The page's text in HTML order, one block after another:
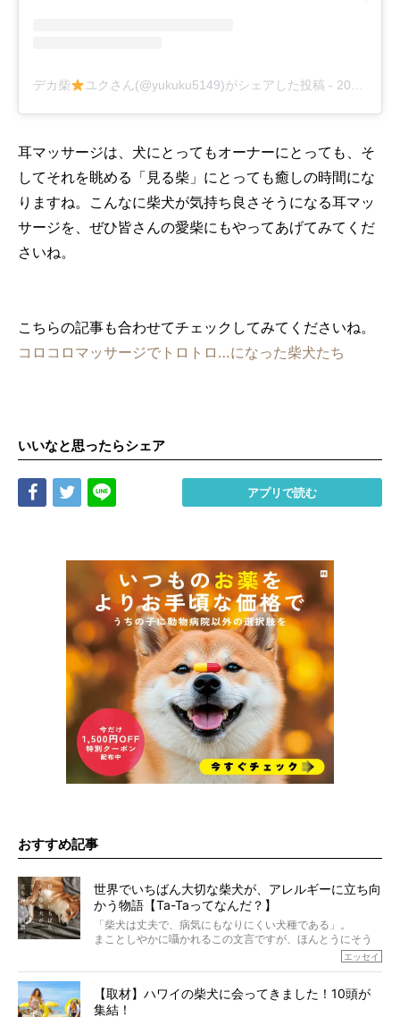
デカ柴 ユクさん(@yukuku5149)がシェアした投稿 - 2018年 1月月14日午後3時17分PST
耳マッサージは、犬にとってもオーナーにとっても、そ
してそれを眺める「見る柴」にとっても癒しの時間にな
りますね。こんなに柴犬が気持ち良さそうになる耳マッ
サージを、ぜひ皆さんの愛柴にもやってあげてみてくだ
さいね。
こちらの記事も合わせてチェックしてみてくださいね。
コロコロマッサージでトロトロ…になった柴犬たち
いいなと思ったらシェア
Share Tweet アプリで読む
おすすめ記事
世界でいちばん大切な柴犬が、アレルギーに立ち向
かう物語【Ta-Taってなんだ？】
「柴犬は丈夫で、病気にもなりにくい犬種である」。
まことしやかに囁かれるこの文言ですが、ほんとうにそう
でも、いざそれぞれの個体を見ていくと、丈夫で病気にも
なりにくい、とは言えないような気もするのです。
エッセイ
【取材】ハワイの柴犬に会ってきました！10頭が
集結！